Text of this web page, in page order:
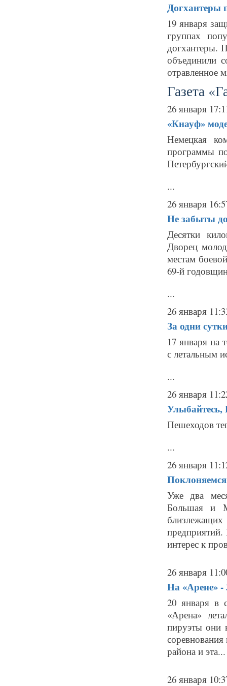
Догхантеры
19 января
группах
догхантеры.
объединили
отравленное
Газета
26 января
«Кнауф»
Немецкая
программы
...
26 января
Не забыты
Десятки
Дворец
местам
69-й
...
26 января
За одни
17 января на
с летальным
...
26 января
Пешеходов
...
26 января
Уже два
Большая и
интерес к
26 января
На «Арене» -
20 января в
«Арена»
пируэты они
района и эта...
26 января